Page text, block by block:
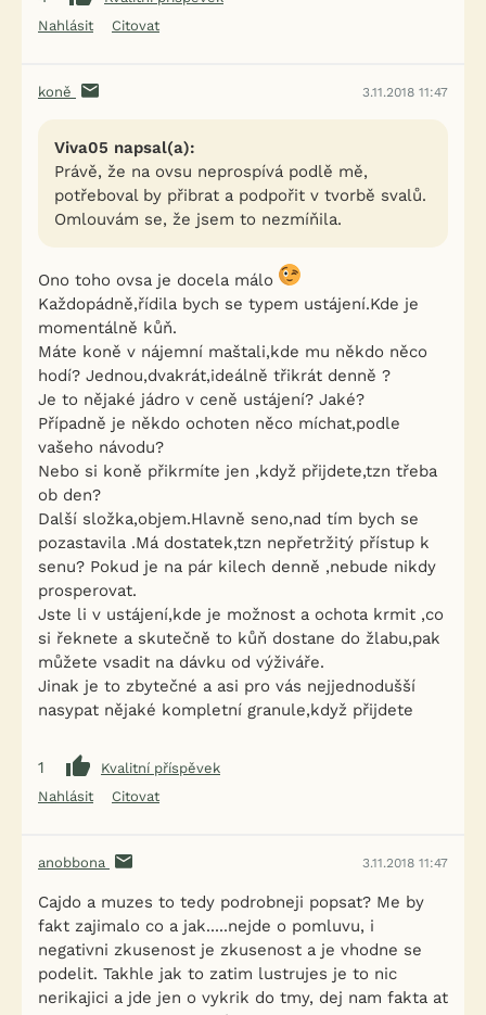
Nahlásit
Citovat
koně 3.11.2018 11:47
Viva05 napsal(a):
Právě, že na ovsu neprospívá podlě mě,
potřeboval by přibrat a podpořit v tvorbě svalů.
Omlouvám se, že jsem to nezmíňila.
Ono toho ovsa je docela málo
Každopádně,řídila bych se typem ustájení.Kde je
momentálně kůň.
Máte koně v nájemní maštali,kde mu někdo něco
hodí? Jednou,dvakrát,ideálně třikrát denně ?
Je to nějaké jádro v ceně ustájení? Jaké?
Případně je někdo ochoten něco míchat,podle
vašeho návodu?
Nebo si koně přikrmíte jen ,když přijdete,tzn třeba
ob den?
Další složka,objem.Hlavně seno,nad tím bych se
pozastavila .Má dostatek,tzn nepřetržitý přístup k
senu? Pokud je na pár kilech denně ,nebude nikdy
prosperovat.
Jste li v ustájení,kde je možnost a ochota krmit ,co
si řeknete a skutečně to kůň dostane do žlabu,pak
můžete vsadit na dávku od výživáře.
Jinak je to zbytečné a asi pro vás nejjednodušší
nasypat nějaké kompletní granule,když přijdete
1
Kvalitní příspěvek
Nahlásit
Citovat
anobbona 3.11.2018 11:47
Cajdo a muzes to tedy podrobneji popsat? Me by
fakt zajimalo co a jak.....nejde o pomluvu, i
negativni zkusenost je zkusenost a je vhodne se
podelit. Takhle jak to zatim lustrujes je to nic
nerikajici a jde jen o vykrik do tmy, dej nam fakta at